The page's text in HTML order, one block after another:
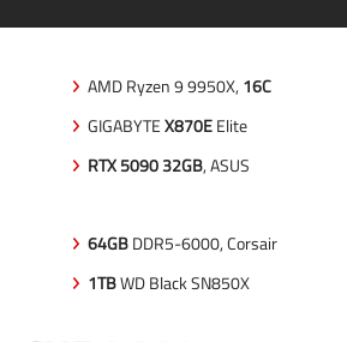
AMD Ryzen 9 9950X, 16C
GIGABYTEX870EElite
RTX 5090 32GB, ASUS
64GBDDR5-6000, Corsair
1TBWD Black SN850X